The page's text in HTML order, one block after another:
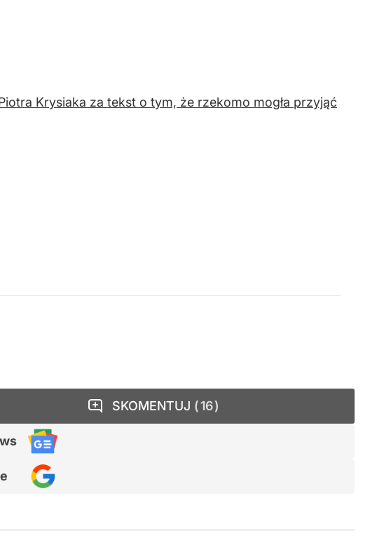
Krysiaka za tekst o tym, że rzekomo mogła przyjąć
SKOMENTUJ 16